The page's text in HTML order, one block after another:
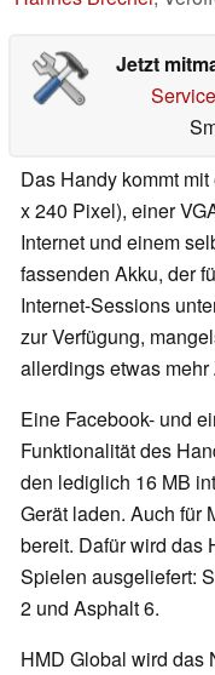
Jetzt
Das Handy kommt
x 240 Pixel), einer
Internet und einem
fassenden Akku, der
Internet-Sessions
zur Verfügung,
allerdings etwas
Eine Facebook- und
Funktionalität des
den lediglich 16 MB
Gerät laden. Auch für
bereit. Dafür wird das
Spielen ausgeliefert:
2 und Asphalt 6.
HMD Global wird das